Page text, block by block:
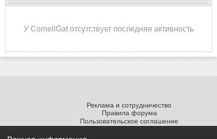
У CornellGat отсутствует последняя активность
Реклама и сотрудничество
Правила форума
Пользовательское соглашение